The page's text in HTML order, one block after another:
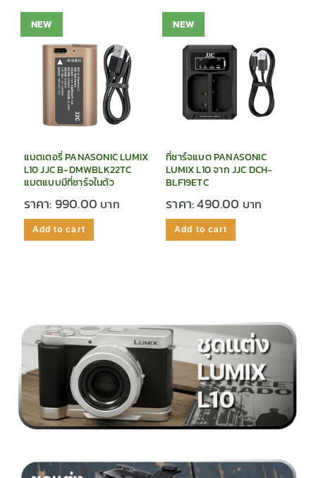
NEW
แบตเตอรี่ PANASONIC LUMIX
L10 JJC B-DMWBLK22TC
แบตแบบมีที่ชาร์จในตัว
ราคา:990.00
Add to cart
NEW
ที่ชาร์จแบต PANASONIC
LUMIX L10 จาก JJC DCH-
BLF19ETC
ราคา:490.00
Add to cart